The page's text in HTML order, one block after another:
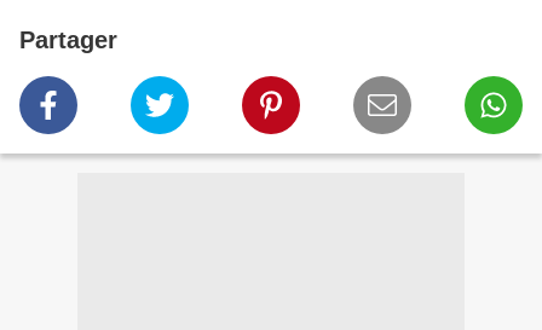
Partager